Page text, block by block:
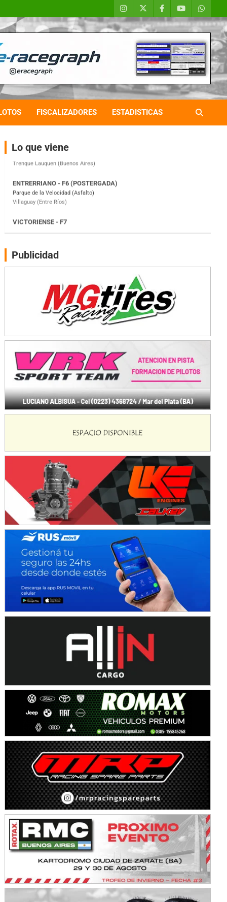
FISCALIZADORES ESTADISTICAS
Lo que viene
COBERTURA ESPECIAL DE E-KART.COM.AR
08/09-AGO
IAME SERIES ARGENTINA 6
Ramiro Tot (Asfalto)
KDO - F6
Trenque Lauquen (Buenos Aires)
ENTRERRIANO - F6 (POSTERGADA)
Villaguay (Entre Ríos)
VICTORIENSE - F7
Victoria (Entre Ríos)
Moto Club Reginense (Tierra)
Gral. E. Godoy (Río Negro)
Juventud Unida (Tierra)
Humboldt (Santa Fe)
NORESTE SANTAFESINO - F6
Ciudad de Avellaneda (Asfalto)
Avellaneda (Santa Fe)
SUR SANTAFESINO - F4
José Samuel Sánchez (Tierra)
Rufino (Santa Fe)
TUCUMANO - F5
Juan Navarro (Asfalto)
El Timbó (Tucumán)
COBERTURA ESPECIAL DE E-KART.COM.AR
IAME SERIES ARGENTINA 6
Ramiro Tot (Asfalto)
Baradero (Buenos Aires)
KDO - F6
Ciudad de Trenque Lauquen (Asfalto)
Trenque Lauquen (Buenos Aires)
ENTRERRIANO - F6 (POSTERGADA)
Parque de la Velocidad (Asfalto)
Villaguay (Entre Ríos)
VICTORIENSE - F7
El Cerro (Tierra)
Victoria (Entre Ríos)
PATAGONICO - F6
Gral. E. Godoy (Río Negro)
Juventud Unida (Tierra)
NORESTE SANTAFESINO - F6
Ciudad de Avellaneda (Asfalto)
Avellaneda (Santa Fe)
SUR SANTAFESINO - F4
José Samuel Sánchez (Tierra)
Rufino (Santa Fe)
TUCUMANO - F5
Juan Navarro (Asfalto)
El Timbó (Tucumán)
Publicidad